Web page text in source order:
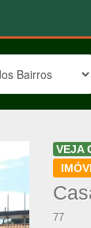
VEJA
77